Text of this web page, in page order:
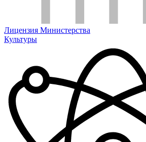
Лицензия Министерства
Культуры